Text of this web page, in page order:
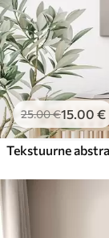
25.00€15.00 €
Tekstuurne